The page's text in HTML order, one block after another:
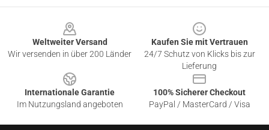
Weltweiter Versand
Wir versenden in über 200 Länder
Kaufen Sie mit Vertrauen
24/7 Schutz von Klicks bis zur
Lieferung
Internationale Garantie
Im Nutzungsland angeboten
100% Sicherer Checkout
PayPal / MasterCard / Visa